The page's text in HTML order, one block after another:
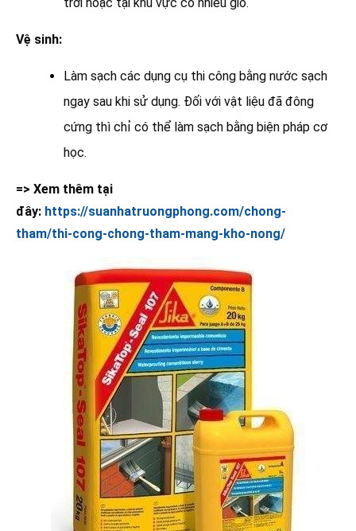
Vệ sinh:
Làm sạch các dụng cụ thi công bằng nước sạch
ngay sau khi sử dụng. Đối với vật liệu đã đông
cứng thì chỉ có thể làm sạch bằng biện pháp cơ
học.
=> Xem thêm tại
đây: https://suanhatruongphong.com/chong-
tham/thi-cong-chong-tham-mang-kho-nong/